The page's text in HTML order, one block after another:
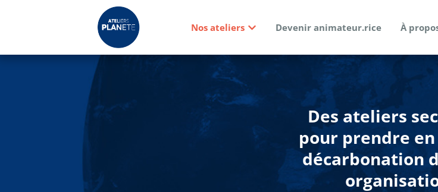
Nos ateliers Devenir animateur.rice À
Des ateliers
pour prendre
décarbonation